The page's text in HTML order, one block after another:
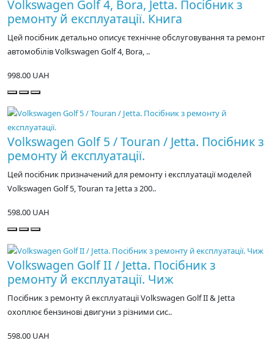
Volkswagen Golf 4, Bora, Jetta. Посібник з
ремонту й експлуатації. Книга
Цей посібник детально описує технічне обслуговування та ремонт
автомобілів Volkswagen Golf 4, Bora, ..
998.00 UAH
Volkswagen Golf 5 / Touran / Jetta. Посібник з
ремонту й експлуатації.
Цей посібник призначений для ремонту і експлуатації моделей
Volkswagen Golf 5, Touran та Jetta з 200..
598.00 UAH
Volkswagen Golf II / Jetta. Посібник з
ремонту й експлуатації. Чиж
Посібник з ремонту й експлуатації Volkswagen Golf II & Jetta
охоплює бензинові двигуни з різними сис..
598.00 UAH